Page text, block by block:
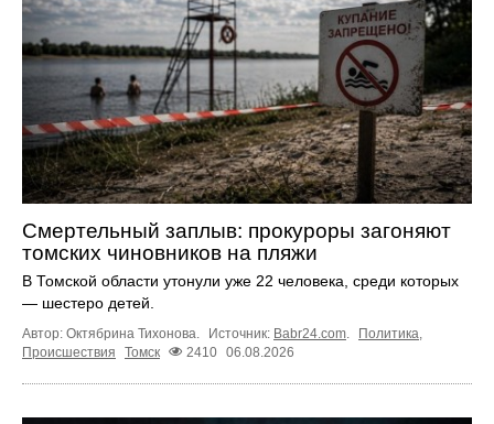
Смертельный заплыв: прокуроры загоняют
томских чиновников на пляжи
В Томской области утонули уже 22 человека, среди которых
— шестеро детей.
Автор: Октябрина Тихонова. Источник: Babr24.com. Политика,
Происшествия
Томск 2410 06.08.2026